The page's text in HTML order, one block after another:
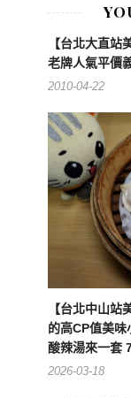
【台北大直
老牌人氣平價
2010-04-22
【台北中山
的高CP值美
酸辣湯來一套
2026-03-18